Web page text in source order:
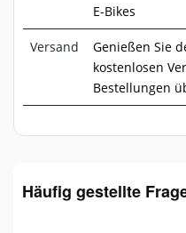
E-Bikes
Versand
Genießen Sie
kostenlosen
Bestellungen
Häufig gestellte